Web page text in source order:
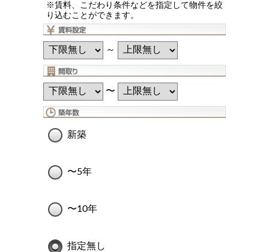
※賃料、こだわり条件などを指定して物件を絞
り込むことができます。
～
〜
新築
〜5年
〜10年
指定無し